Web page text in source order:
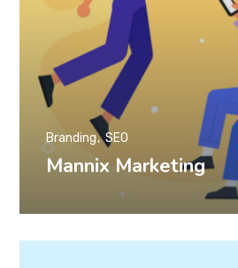
Mannix Marketing
Branding SEO